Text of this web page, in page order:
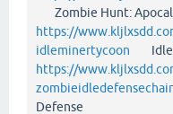
Zombie Hunt:
https://
idleminertycoon Idle
https://
zombieidledefensechair
Defense